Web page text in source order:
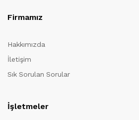
Firmamız
Hakkımızda
İletişim
Sık Sorulan Sorular
İşletmeler